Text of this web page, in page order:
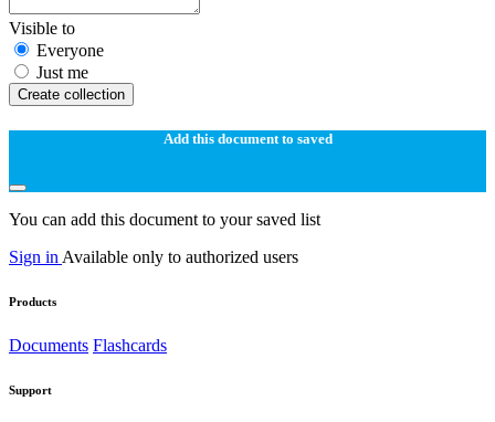
Visible to
Everyone
Just me
Create collection
Add this document to saved
You can add this document to your saved list
Sign in Available only to authorized users
Products
Documents Flashcards
Support